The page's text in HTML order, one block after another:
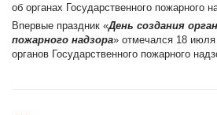
об органах Государственного пожарного
Впервые праздник «День создания
пожарного надзора» отмечался 18
органов Государственного пожарного